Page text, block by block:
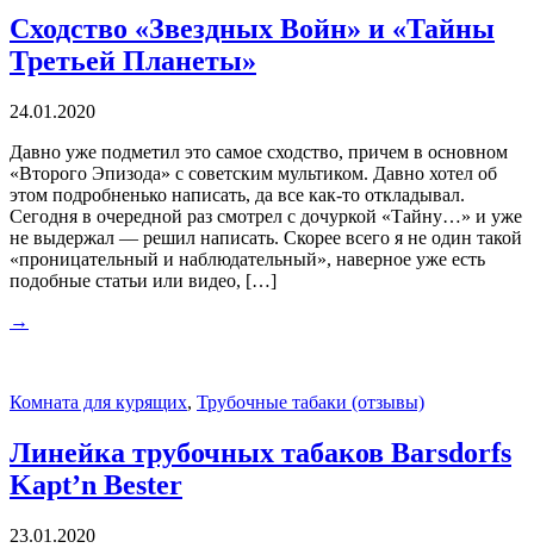
Сходство «Звездных Войн» и «Тайны
Третьей Планеты»
24.01.2020
Давно уже подметил это самое сходство, причем в основном
«Второго Эпизода» с советским мультиком. Давно хотел об
этом подробненько написать, да все как-то откладывал.
Сегодня в очередной раз смотрел с дочуркой «Тайну…» и уже
не выдержал — решил написать. Скорее всего я не один такой
«проницательный и наблюдательный», наверное уже есть
подобные статьи или видео, […]
→
Комната для курящих, Трубочные табаки (отзывы)
Линейка трубочных табаков Barsdorfs
Kapt’n Bester
23.01.2020